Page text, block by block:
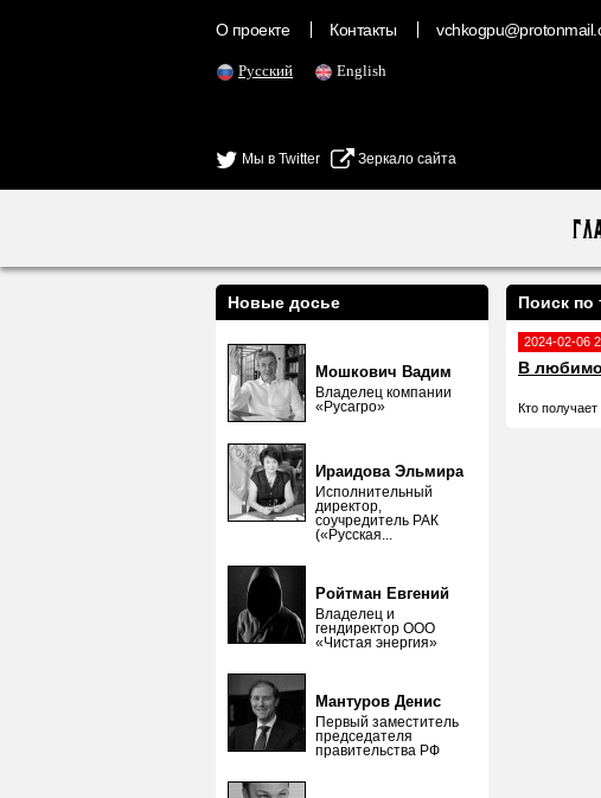
О проекте Контакты
Русский English
Мы в Twitter Зеркало сайта
Новые досье
Мошкович Вадим
Владелец компании
«Русагро»
Ираидова Эльмира
Исполнительный
директор,
соучредитель РАК
(«Русская...
Ройтман Евгений
Владелец и
гендиректор ООО
«Чистая энергия»
Мантуров Денис
Первый заместитель
председателя
правительства РФ
Поиск по
2024-02-06
В
Кто